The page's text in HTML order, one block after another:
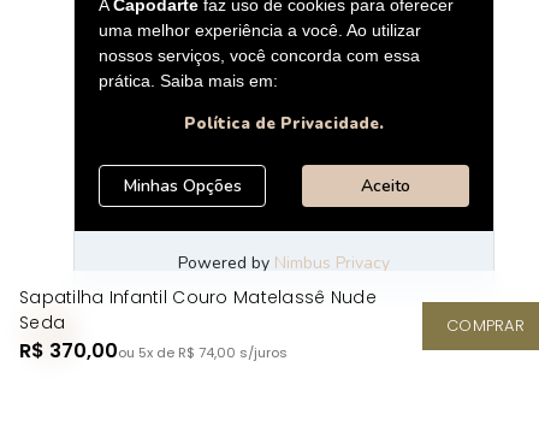
Sapatilha Infantil Couro Matelassê Nude
Seda
R$ 370,00ou 5x de R$ 74,00 s/juros
COMPRAR